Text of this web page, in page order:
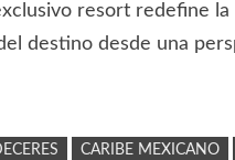
resort redefine
destino desde una
CARIBE MEXICANO